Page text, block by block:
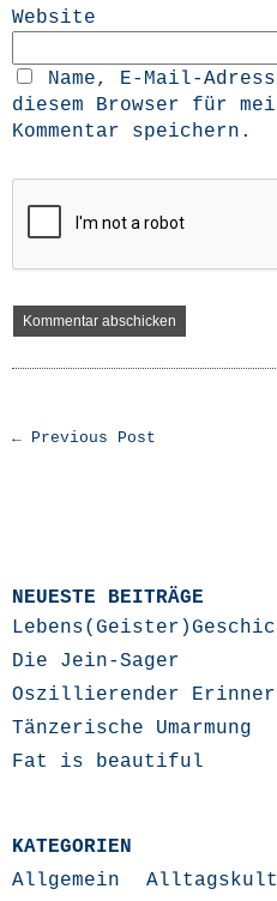
Website
Name, E-Mail-
diesem Browser für
Kommentar speichern.
← Previous Post
NEUESTE BEITRÄGE
Die Jein-Sager
Oszillierender
Tänzerische Umarmung
Fat is beautiful
KATEGORIEN
Allgemein